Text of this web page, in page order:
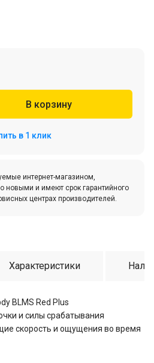
В корзину
в 1 клик
интернет-магазином,
новыми и имеют срок гарантийного
центрах производителей.
Характеристики
BLMS Red Plus
и силы срабатывания
скорость и ощущения во время